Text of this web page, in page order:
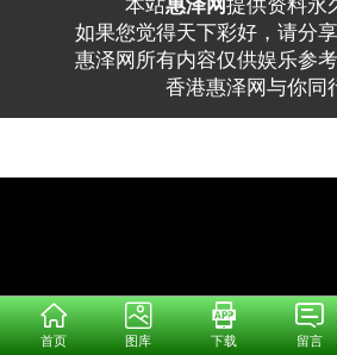
本站惠泽网提供资料永
如果您觉得天下彩好，请分享
惠泽网所有内容仅供娱乐参考
香港惠泽网与你同
首页 图库 下载 留言